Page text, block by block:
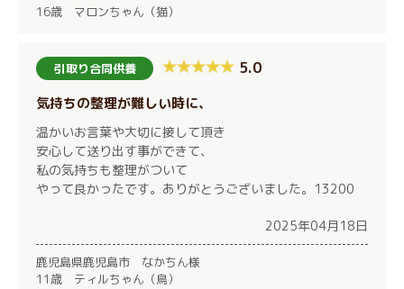
16歳 マロンちゃん（猫）
引取り合同供養 5.0
気持ちの整理が難しい時に、
温かいお言葉や大切に接して頂き
安心して送り出す事ができて、
私の気持ちも整理がついて
やって良かったです。ありがとうございました。13200
2025年04月18日
鹿児島県鹿児島市 なかちん様
11歳 ティルちゃん（鳥）